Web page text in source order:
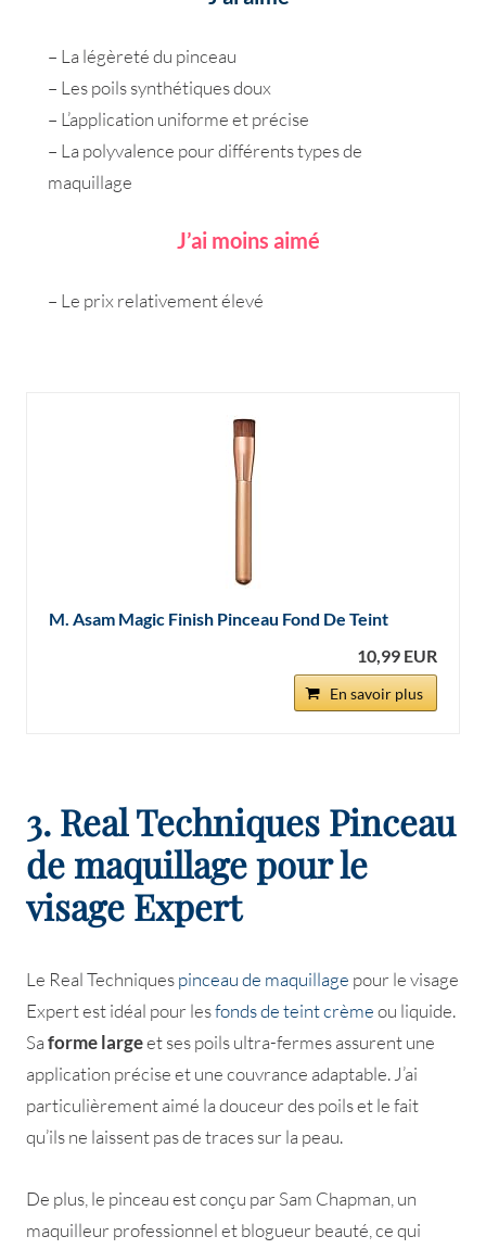
– La légèreté du pinceau
– Les poils synthétiques doux
– L’application uniforme et précise
– La polyvalence pour différents types de
maquillage
J’ai moins aimé
– Le prix relativement élevé
M. Asam Magic Finish Pinceau Fond De Teint
10,99 EUR
En savoir plus
3. Real Techniques Pinceau
de maquillage pour le
visage Expert
Le Real Techniquespinceau de maquillage pour le visage
Expert est idéal pour lesfonds de teint crèmeou liquide.
Saforme largeet ses poils ultra-fermes assurent une
application précise et une couvrance adaptable. J’ai
particulièrement aimé la douceur des poils et le fait
qu’ils ne laissent pas de traces sur la peau.
De plus, le pinceau est conçu par Sam Chapman, un
maquilleur professionnel et blogueur beauté, ce qui